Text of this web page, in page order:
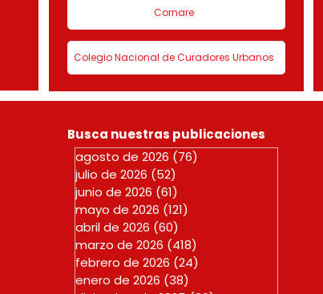
Cornare
Colegio Nacional de Curadores Urbanos
Busca nuestras publicaciones
agosto de 2026 (76)
julio de 2026 (52)
junio de 2026 (61)
mayo de 2026 (121)
abril de 2026 (60)
marzo de 2026 (418)
febrero de 2026 (24)
enero de 2026 (38)